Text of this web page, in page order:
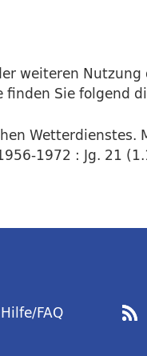
weiteren
Sie folgend
Wetterdienstes.
1972 : Jg. 21
Hilfe/FAQ